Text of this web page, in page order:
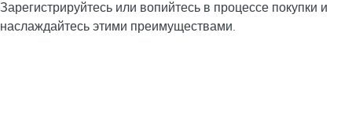
Зарегистрируйтесь или вопийтесь в процессе покупки и
наслаждайтесь этими преимуществами.